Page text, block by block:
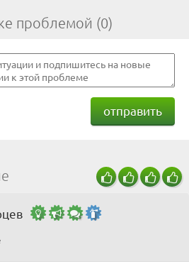
проблемой (0)
отправить